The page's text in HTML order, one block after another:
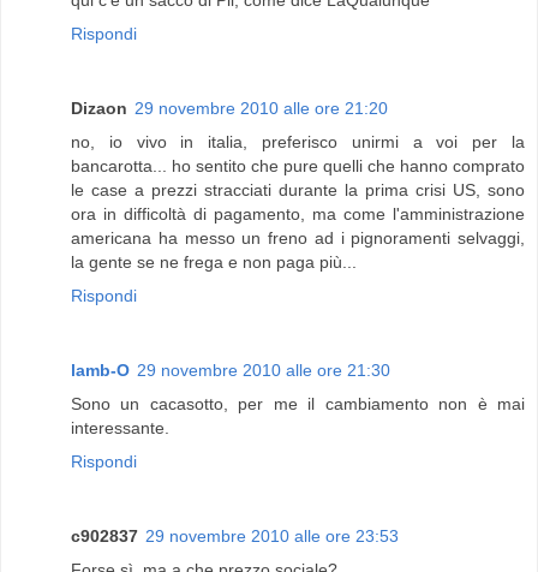
Rispondi
Dizaon 29 novembre 2010 alle ore 21:20
no, io vivo in italia, preferisco unirmi a voi per la
bancarotta... ho sentito che pure quelli che hanno comprato
le case a prezzi stracciati durante la prima crisi US, sono
ora in difficoltà di pagamento, ma come l'amministrazione
americana ha messo un freno ad i pignoramenti selvaggi,
la gente se ne frega e non paga più...
Rispondi
lamb-O 29 novembre 2010 alle ore 21:30
Sono un cacasotto, per me il cambiamento non è mai
interessante.
Rispondi
c902837 29 novembre 2010 alle ore 23:53